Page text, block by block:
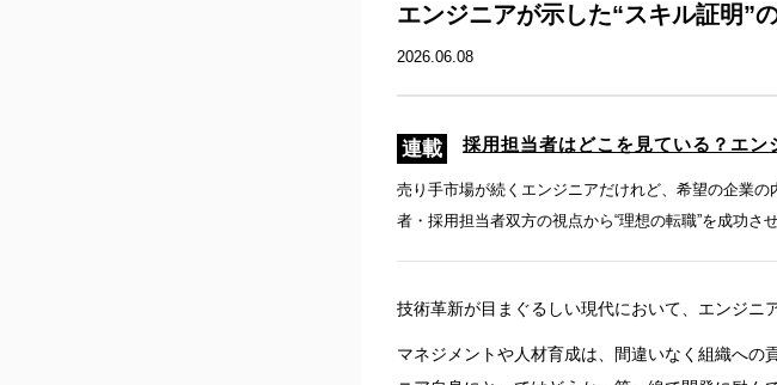
エンジニアが示した“スキル証明”
2026.06.08
採用担当者はどこを見ている？エン
売り手市場が続くエンジニアだけれど、希望の企業
者・採用担当者双方の視点から“理想の転職”を成功さ
技術革新が目まぐるしい現代において、エンジニ
マネジメントや人材育成は、間違いなく組織への